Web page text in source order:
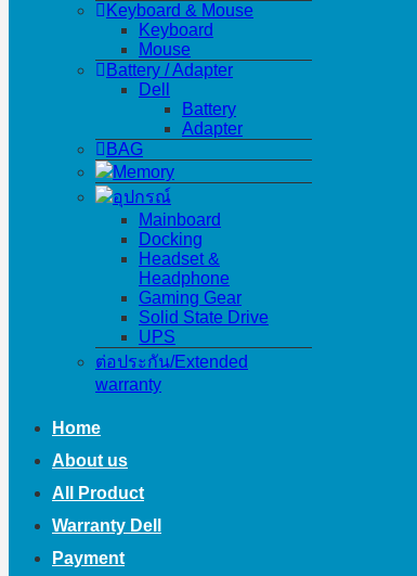
Keyboard & Mouse
Keyboard
Mouse
Battery / Adapter
Dell
Battery
Adapter
BAG
Memory
อุปกรณ์
Mainboard
Docking
Headset &
Headphone
Gaming Gear
Solid State Drive
UPS
ต่อประกัน/Extended
warranty
Home
About us
All Product
Warranty Dell
Payment